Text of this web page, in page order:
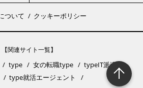
ついて クッキーポリシー
【関連サイト一覧】
type 女の転職type
typeIT派遣
type就活エージェント